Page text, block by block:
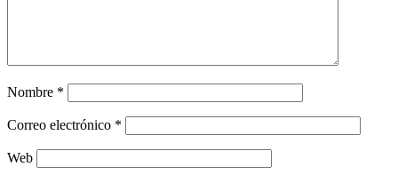
Nombre *
Correo electrónico *
Web